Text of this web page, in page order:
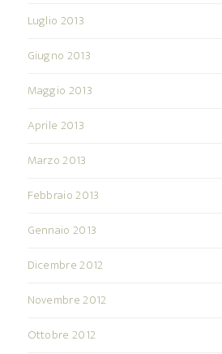
Luglio 2013
Giugno 2013
Maggio 2013
Aprile 2013
Marzo 2013
Febbraio 2013
Gennaio 2013
Dicembre 2012
Novembre 2012
Ottobre 2012